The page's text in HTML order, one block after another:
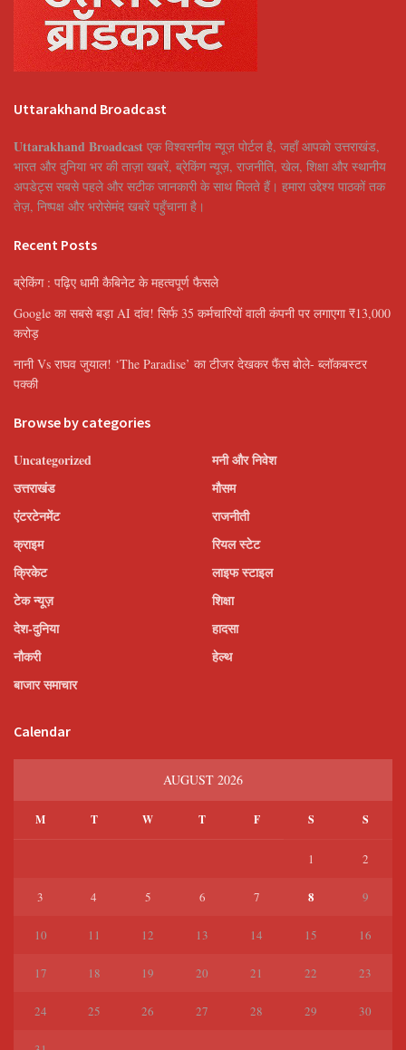
Uttarakhand Broadcast
Uttarakhand Broadcast एक विश्वसनीय न्यूज़ पोर्टल है, जहाँ आपको उत्तराखंड,
भारत और दुनिया भर की ताज़ा खबरें, ब्रेकिंग न्यूज़, राजनीति, खेल, शिक्षा और स्थानीय
अपडेट्स सबसे पहले और सटीक जानकारी के साथ मिलते हैं। हमारा उद्देश्य पाठकों तक
तेज़, निष्पक्ष और भरोसेमंद खबरें पहुँचाना है।
Recent Posts
ब्रेकिंग : पढ़िए धामी कैबिनेट के महत्वपूर्ण फैसले
Google का सबसे बड़ा AI दांव! सिर्फ 35 कर्मचारियों वाली कंपनी पर लगाएगा ₹13,000
करोड़
नानी Vs राघव जुयाल! ‘The Paradise’ का टीजर देखकर फैंस बोले- ब्लॉकबस्टर
पक्की
Browse by categories
Uncategorized
उत्तराखंड
एंटरटेनमेंट
क्राइम
क्रिकेट
टेक न्यूज़
देश-दुनिया
नौकरी
बाजार समाचार
मनी और निवेश
मौसम
राजनीती
रियल स्टेट
लाइफ स्टाइल
शिक्षा
हादसा
हेल्थ
Calendar
AUGUST 2026
M T W T F S S
1 2
3 4 5 6 7 8 9
10 11 12 13 14 15 16
17 18 19 20 21 22 23
24 25 26 27 28 29 30